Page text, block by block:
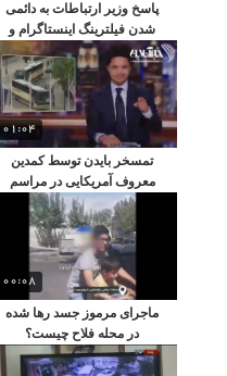
پاسخ وزیر ارتباطات به دائمی
شدن فیلترینگ اینستاگرام و
واتس‌اپ
01:04
تمسخر بایدن توسط کمدین
معروف آمریکایی در مراسم
ملکه الیزابت
00:08
ماجرای مرموز جسد رها شده
در محله فلاح چیست؟